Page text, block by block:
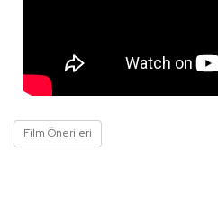
Film Önerileri